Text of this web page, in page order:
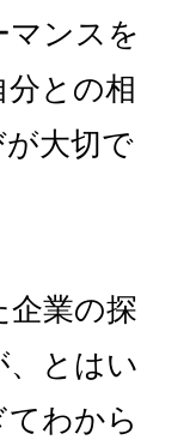
マンスを
との相
大切で
企業の探
、とはい
わから